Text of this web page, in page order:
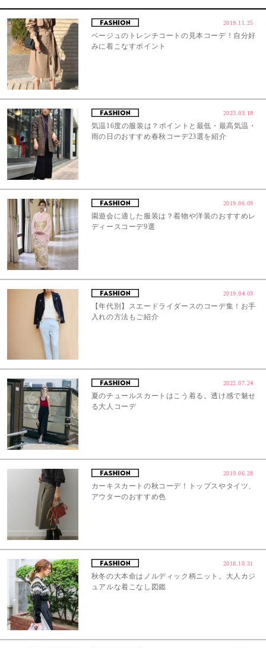
2019.11.25
ベージュのトレンチコートの見本コーデ！自分好
みに着こなすポイント
2023.03.18
気温16度の服装は？ポイントと最低・最高気温・
雨の日のおすすめ春秋コーデ23選を紹介
2019.06.09
園遊会に適した服装は？着物や洋装のおすすめレ
ディースコーデ9選
2019.04.03
【年代別】スエードライダースのコーデ集！お手
入れの方法もご紹介
2022.07.24
夏のチュールスカートはこう着る。透け感で魅せ
る大人コーデ
2019.06.28
カーキスカートの秋コーデ！トップスやタイツ、
アウターのおすすめ色
2018.10.31
秋冬の大本命はノルディック柄ニット。大人カジ
ュアルな着こなし図鑑